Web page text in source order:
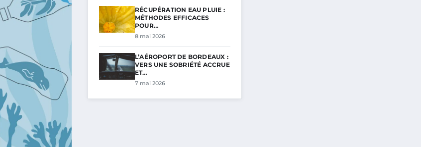
RÉCUPÉRATION EAU PLUIE :
MÉTHODES EFFICACES
POUR…
8 mai 2026
L’AÉROPORT DE BORDEAUX :
VERS UNE SOBRIÉTÉ ACCRUE
ET…
7 mai 2026